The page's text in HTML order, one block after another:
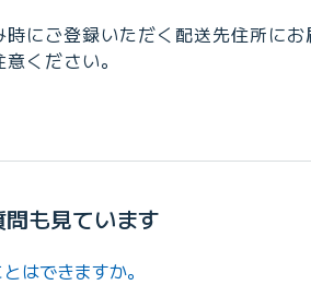
時にご登録いただく配送先住所に
ください。
も見ています
はできますか。